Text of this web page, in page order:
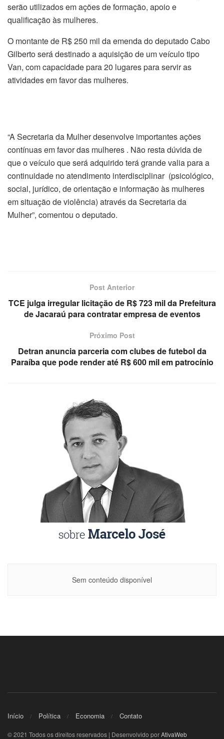
serão utilizados em ações de formação, apoio e
qualificação às mulheres.
O montante de R$ 250 mil da emenda do deputado Cabo
Gilberto será destinado a aquisição de um veículo tipo
Van, com capacidade para 20 lugares para servir as
atividades em favor das mulheres.
“A Secretaria da Mulher desenvolve importantes ações
contínuas em favor das mulheres . Não resta dúvida de
que o veículo que será adquirido terá grande valia para a
continuidade no atendimento interdisciplinar (psicológico,
social, jurídico, de orientação e informação às mulheres
em situação de violência) através da Secretaria da
Mulher”, comentou o deputado.
Post Anterior
TCE julga irregular licitação de R$ 723 mil da Prefeitura
de Jacaraú para contratar empresa de eventos
Próximo Post
Detran anuncia parceria com clubes de futebol da
Paraíba que pode render até R$ 600 mil em patrocínio
Sem conteúdo disponível
Início Política Economia Contato
© 2021 Todos os direitos reservados | Desenvolvido porAtivaWeb